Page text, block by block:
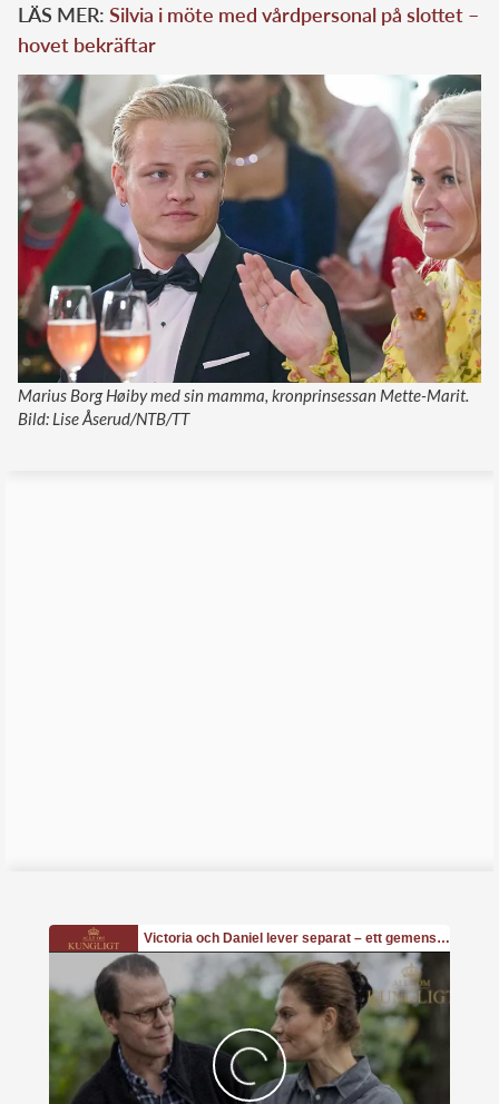
LÄS MER: Silvia i möte med vårdpersonal på slottet –
hovet bekräftar
Marius Borg Høiby med sin mamma, kronprinsessan Mette-Marit.
Bild: Lise Åserud/NTB/TT